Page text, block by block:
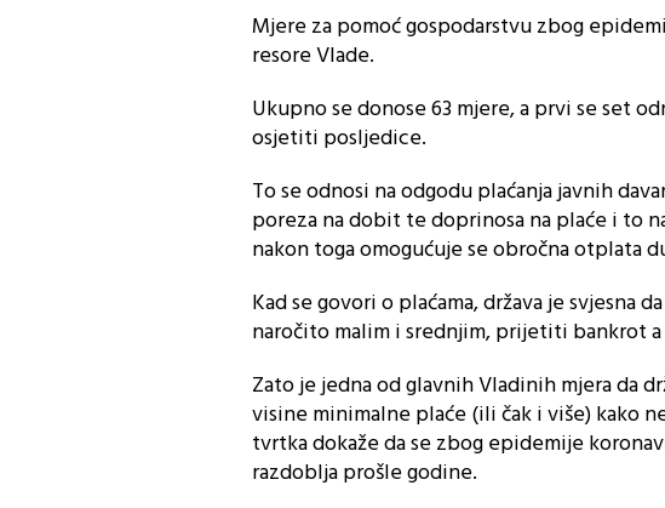
Mjere za pomoć gospodarstvu zbog
resore Vlade.
Ukupno se donose 63 mjere, a prvi se set
osjetiti posljedice.
To se odnosi na odgodu plaćanja javnih
poreza na dobit te doprinosa na plaće i to
nakon toga omogućuje se obročna otplata
Kad se govori o plaćama, država je svjesna
naročito malim i srednjim, prijetiti bankrot
Zato je jedna od glavnih Vladinih mjera da
visine minimalne plaće (ili čak i više) kako
tvrtka dokaže da se zbog epidemije
razdoblja prošle godine.